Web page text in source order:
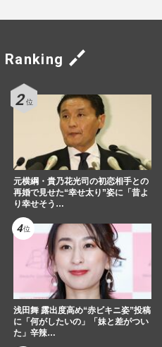
元横綱・貴乃花光司の初恋相手との
再婚で見せた“幸せ太り”姿に「昔よ
り幸せそう…
浅田舞 露出度高め“赤ビキニ姿”投稿
に「何がしたいの」「妹と差がつい
た」辛辣…